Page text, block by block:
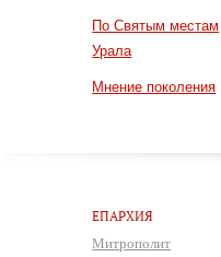
По Святым местам
Урала
Мнение поколения
ЕПАРХИЯ
Митрополит